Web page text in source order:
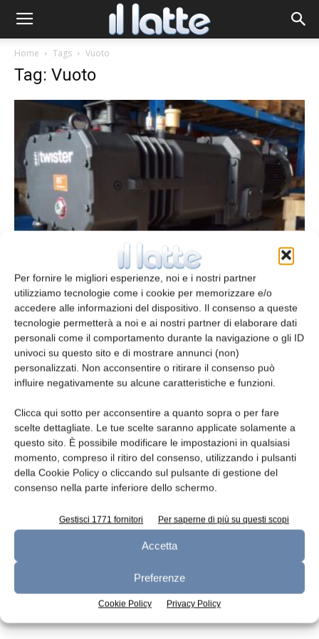
Per fornire le migliori esperienze, noi e i nostri partner
utilizziamo tecnologie come i cookie per memorizzare e/o
accedere alle informazioni del dispositivo. Il consenso a queste
tecnologie permetterà a noi e ai nostri partner di elaborare dati
personali come il comportamento durante la navigazione o gli ID
univoci su questo sito e di mostrare annunci (non)
personalizzati. Non acconsentire o ritirare il consenso può
influire negativamente su alcune caratteristiche e funzioni.
Clicca qui sotto per acconsentire a quanto sopra o per fare
scelte dettagliate. Le tue scelte saranno applicate solamente a
questo sito. È possibile modificare le impostazioni in qualsiasi
momento, compreso il ritiro del consenso, utilizzando i pulsanti
della Cookie Policy o cliccando sul pulsante di gestione del
consenso nella parte inferiore dello schermo.
Gestisci 1771 fornitori Per saperne di più su questi scopi
Accetta
Preferenze
Cookie Policy Privacy Policy
Home Tags Vuoto
Tag: Vuoto
Pompe per food packaging
7 Agosto 2014
Leggi la rivista
n.6 - Giugno 2026 n.5 - Maggio 2026
Edicola Web